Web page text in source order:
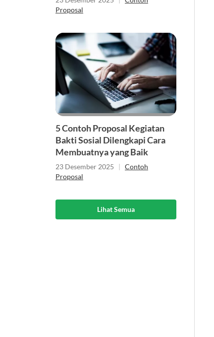
Proposal
5 Contoh Proposal Kegiatan
Bakti Sosial Dilengkapi Cara
Membuatnya yang Baik
23 Desember 2025 | Contoh
Proposal
Lihat Semua